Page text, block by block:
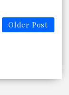
Older Post